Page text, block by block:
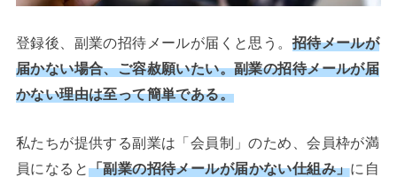
登録後、副業の招待メールが届くと思う。 招待メールが
届かない場合、ご容赦願いたい。副業の招待メールが届
かない理由は至って簡単である。
私たちが提供する副業は「会員制」のため、会員枠が満
員になると「副業の招待メールが届かない仕組み」に自